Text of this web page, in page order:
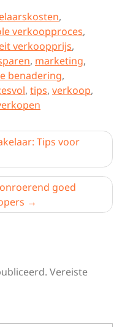
,
verkoopproces,
verkoopprijs,
, marketing,
benadering,
, tips, verkoop,
Tips voor
goed
Vereiste